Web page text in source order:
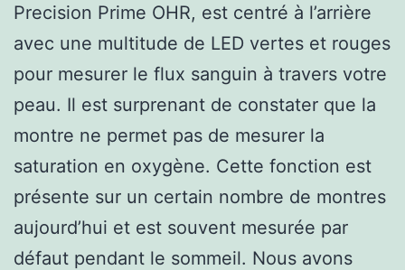
Precision Prime OHR, est centré à l’arrière
avec une multitude de LED vertes et rouges
pour mesurer le flux sanguin à travers votre
peau. Il est surprenant de constater que la
montre ne permet pas de mesurer la
saturation en oxygène. Cette fonction est
présente sur un certain nombre de montres
aujourd’hui et est souvent mesurée par
défaut pendant le sommeil. Nous avons